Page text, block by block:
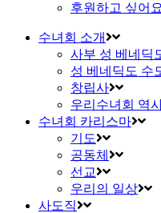
후원하고 싶어요
수녀회 소개
사부 성 베네딕
성 베네딕도 수
창립사
우리수녀회 역
수녀회 카리스마
기도
공동체
선교
우리의 일상
사도직